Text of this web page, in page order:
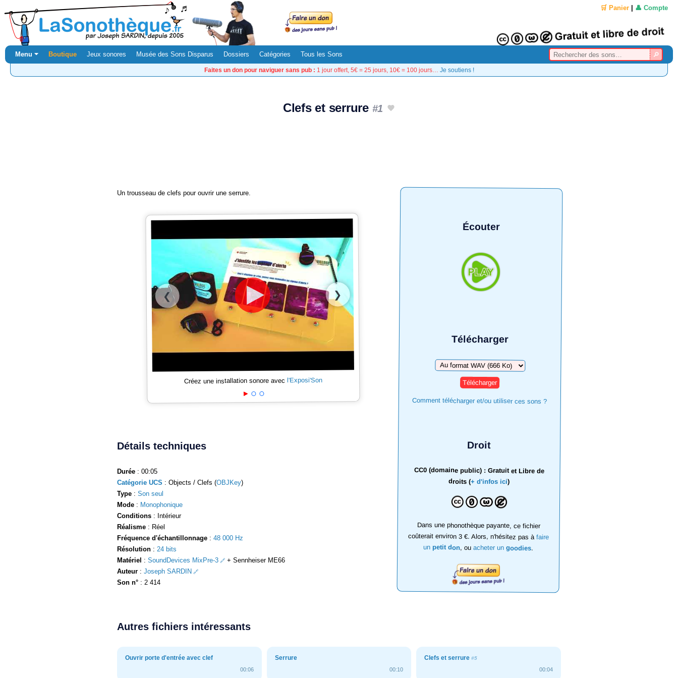
🛒 Panier 👤 Compte
Menu ⏷ Boutique Jeux sonores Musée des Sons Disparus Dossiers Catégories Tous les Sons
Faites un don pour naviguer sans pub : 1 jour offert, 5€ = 25 jours, 10€ = 100 jours… Je soutiens !
Clefs et serrure #1
Écouter
Télécharger
Télécharger
Comment télécharger et/ou utiliser ces sons ?
Droit
CC0 (domaine public) : Gratuit et Libre de
droits (+ d'infos ici)
Dans une phonothèque payante, ce fichier
coûterait environ 3 €. Alors, n'hésitez pas àfaire
un petit don, ouacheter ungoodies.
Un trousseau de clefs pour ouvrir une serrure.
❮ ❯
Créez une installation sonore avecl'Exposi'Son
Détails techniques
Durée : 00:05
Catégorie UCS : Objects / Clefs (OBJKey)
Type : Son seul
Mode : Monophonique
Conditions : Intérieur
Réalisme : Réel
Fréquence d'échantillonnage : 48 000 Hz
Résolution : 24 bits
Matériel : SoundDevices MixPre-3
+ Sennheiser ME66
Auteur : Joseph SARDIN
Son n° : 2 414
Autres fichiers intéressants
Ouvrir porte d'entrée avec clef
00:06
Serrure
00:10
Clefs et serrure#5
00:04